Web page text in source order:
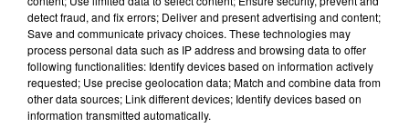
DERNIERS PODCASTS
24 juillet 2026
Les Zinformés - 24/07/26
detect fraud, and fix errors; Deliver and present advertising and content;
Save and communicate privacy choices. These technologies may
process personal data such as IP address and browsing data to offer
following functionalities: Identify devices based on information actively
requested; Use precise geolocation data; Match and combine data from
other data sources; Link different devices; Identify devices based on
information transmitted automatically.